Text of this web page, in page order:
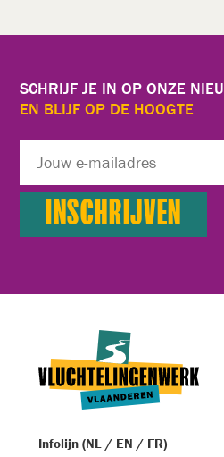
SCHRIJF JE IN OP ONZE
EN BLIJF OP DE HOOGTE
Infolijn (NL / EN / FR)